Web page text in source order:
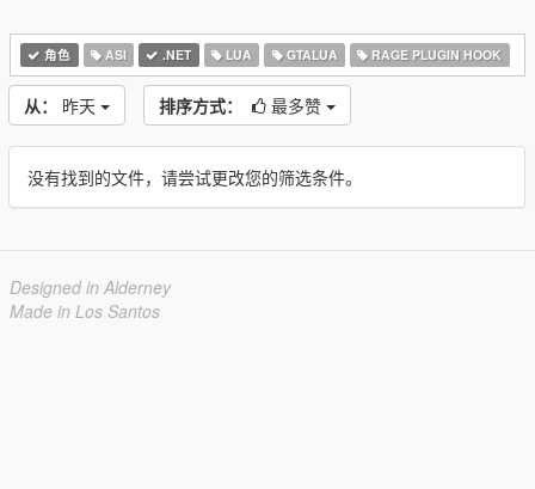
角色 ASI .NET LUA GTALUA RAGE PLUGIN HOOK
从： 昨天 排序方式： 最多赞
没有找到的文件，请尝试更改您的筛选条件。
Designed in Alderney
Made in Los Santos